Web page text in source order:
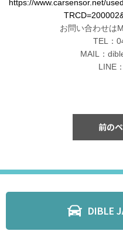
https://www.carsensor.net/
お問い合わせは
TEL：
MAIL：
LINE
前の
DIBLE